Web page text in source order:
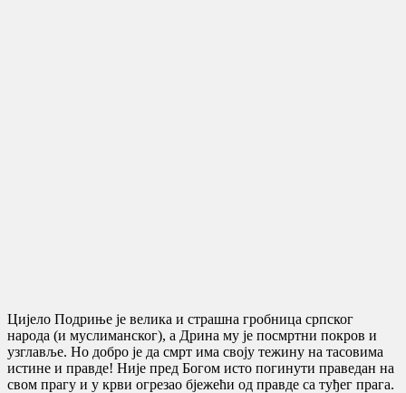
Цијело Подриње је велика и страшна гробница српског
народа (и муслиманског), а Дрина му је посмртни покров и
узглавље. Но добро је да смрт има своју тежину на тасовима
истине и правде! Није пред Богом исто погинути праведан на
свом прагу и у крви огрезао бјежећи од правде са туђег прага.